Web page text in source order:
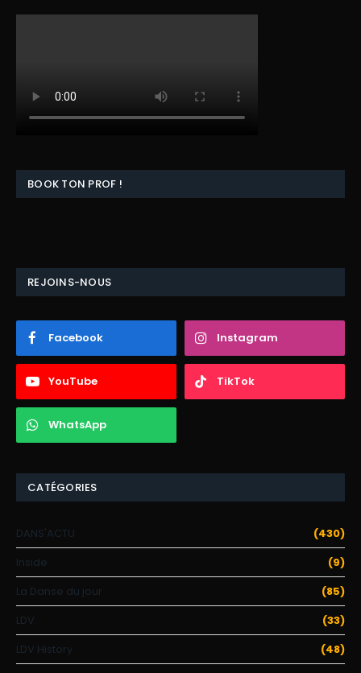
BOOK TON PROF !
REJOINS-NOUS
Facebook Instagram
YouTube TikTok
WhatsApp
CATÉGORIES
DANS'ACTU
(430)
Inside
(9)
La Danse du jour
(85)
LDV
(33)
LDV History
(48)